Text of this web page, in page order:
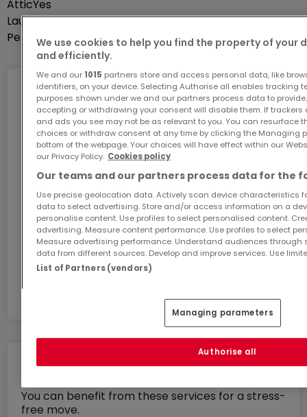
immobilier au meilleur taux.
AtticYes
Laundry roomYes
Pets allowedYes
Internet
GiGA internet: internet at home
ATHOME26 on Luxembourg’s fastest network.
Go for it
In partnership with
Move without any stress
You can benefit from these services for a stress-
free move.
We use cookies to help you find the property of your
and efficiently.
We and our 1015 partners store and access personal data, like
identifiers, on your device. Selecting Authorise all enables tracking
purposes shown under we and our partners process data to
accepting or withdrawing your consent will disable them. If
and ads you see may not be as relevant to you. You can resurface
choices or withdraw consent at any time by clicking the Managing
bottom of the webpage. Your choices will have effect within our
our Privacy Policy. Cookies policy
Our teams and our partners process data for the
Use precise geolocation data. Actively scan device characteristics
data to select advertising. Store and/or access information on a
personalise content. Use profiles to select personalised content.
advertising. Measure content performance. Use profiles to select
Measure advertising performance. Understand audiences
data from different sources. Develop and improve services. Use
List of Partners (vendors)
Managing parameters
Authorise all